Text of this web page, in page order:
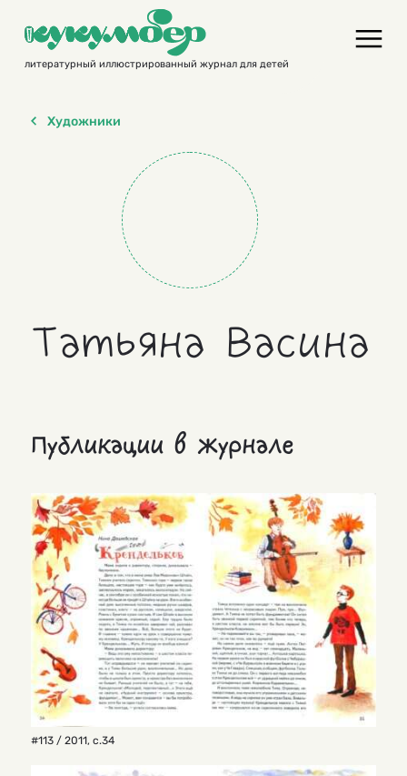
contentлитературный иллюстрированный журнал для детей
Художники
Татьяна Васина
Публикации в журнале
#113 / 2011, с.34